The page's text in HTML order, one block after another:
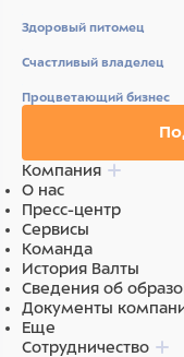
Здоровый питомец
Счастливый владелец
Процветающий бизнес
Компания
О нас
Пресс-центр
Сервисы
Команда
История Валты
Сведения об
Документы
Еще
Сотрудничество